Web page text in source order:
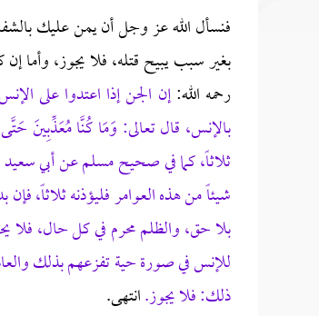
فنسأل الله عز وجل أن يمن عليك
بغير سبب يبيح قتله، فلا يجوز، وأما
رحمه الله:إن الجن إذا اعتدوا على
بالإنس، قال تعالى: وَمَا كُنَّا مُعَذِّبِينَ
ثلاثاً، كما في صحيح مسلم عن أبي سعيد
شيئاً من هذه العوامر فليؤذنه ثلاثاً،
بلا حق، والظلم محرم في كل حال، فلا
للإنس في صورة حية تفزعهم بذلك
ذلك: فلا يجوز.انتهى.